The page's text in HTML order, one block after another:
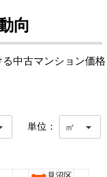
向
る中古マンション価格
単位： ㎡